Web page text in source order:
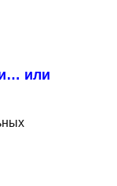
или